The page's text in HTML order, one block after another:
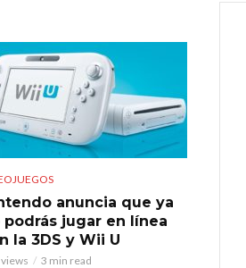
anuncia que ya
podrás jugar en línea
la 3DS y Wii U
3 min read